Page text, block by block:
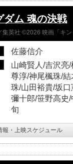
ダム 魂の決戦
集英社 ©2026 映画「キ
佐藤信介
山崎賢人/吉沢亮
尊淳/神尾楓珠/
珠/山田裕貴/坂
彌十郎/笹野高史
旬
報・上映スケジュール